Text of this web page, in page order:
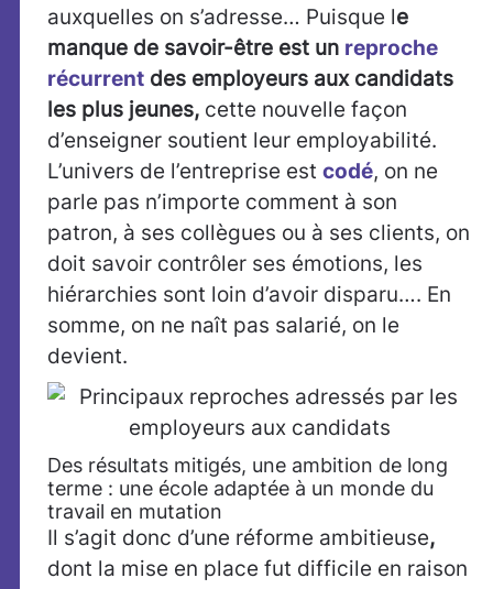
auxquelles on s’adresse… Puisque le
manque de savoir-être est un reproche
récurrent des employeurs aux candidats
les plus jeunes, cette nouvelle façon
d’enseigner soutient leur employabilité.
L’univers de l’entreprise est codé, on ne
parle pas n’importe comment à son
patron, à ses collègues ou à ses clients, on
doit savoir contrôler ses émotions, les
hiérarchies sont loin d’avoir disparu…. En
somme, on ne naît pas salarié, on le
devient.
Des résultats mitigés, une ambition de long
terme : une école adaptée à un monde du
travail en mutation
Il s’agit donc d’une réforme ambitieuse,
dont la mise en place fut difficile en raison